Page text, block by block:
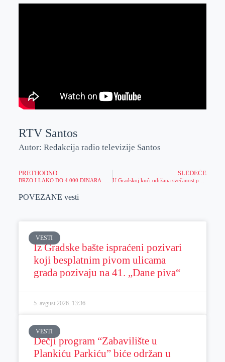
RTV Santos
Autor: Redakcija radio televizije Santos
PRETHODNO SLEDEĆE
POVEZANE vesti
VESTI
Iz Gradske bašte ispraćeni pozivari
koji besplatnim pivom ulicama
grada pozivaju na 41. „Dane piva“
5. avgust 2026. 13:36
VESTI
Dečji program “Zabavilište u
Plankiću Parkiću” biće održan u